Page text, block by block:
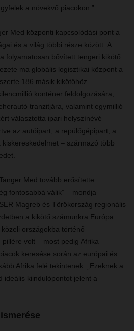
a növekvő piacokon.”
Med központi kapcsolódási pont a
és a világ többi része között. A
folyamatosan bővített tengeri kikötő
ma globális logisztikai központ a
186 másik kikötőhöz
konténer feldolgozására,
tranzitjára, valamint egymillió
választotta ipari helyszínévé
az autóipart, a repülőgépipart, a
– származó több
Med tovább erősítette
fontosabbá válik” – mondja
Magreb és Törökország regionális
a kikötő számunkra Európa
országokba történő
volt – most pedig Afrika
keresése során az európai és
Afrika felé tekintenek. „Ezeknek a
ideális kiindulópontot jelent a